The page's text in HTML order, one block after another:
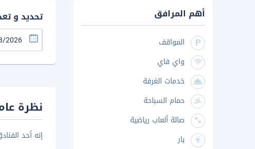
تحديد و
نظرة
إنه أحد
أهم المرافق
المواقف
واي فاي
خدمات الغرفة
حمام السباحة
صالة ألعاب رياضية
بار